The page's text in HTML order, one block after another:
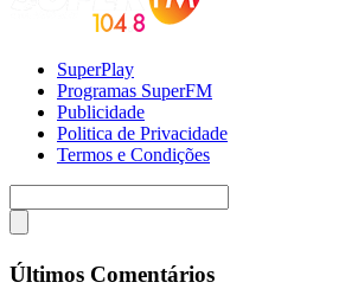
SuperPlay
Programas SuperFM
Publicidade
Politica de Privacidade
Termos e Condições
Últimos Comentários